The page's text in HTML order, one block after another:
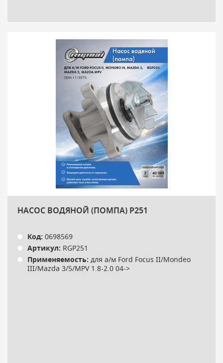
НАСОС ВОДЯНОЙ (ПОМПА) P251
Код: 0698569
Артикул: RGP251
Применяемость: для а/м Ford Focus II/Mondeo
III/Mazda 3/5/MPV 1.8-2.0 04->